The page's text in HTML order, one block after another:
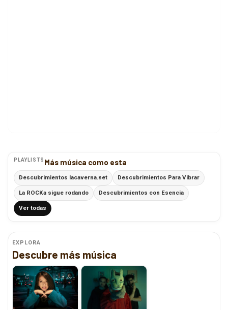
PLAYLISTS Más música como esta
Descubrimientos lacaverna.net Descubrimientos Para Vibrar
La ROCKa sigue rodando Descubrimientos con Esencia
Ver todas
EXPLORA
Descubre más música